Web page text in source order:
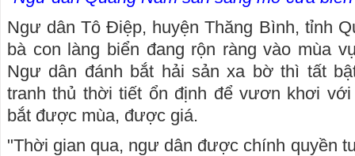
Ngư dân Tô Điệp, huyện Thăng Bình, tỉnh
bà con làng biển đang rộn ràng vào mùa
Ngư dân đánh bắt hải sản xa bờ thì tất
tranh thủ thời tiết ổn định để vươn khơi
bắt được mùa, được giá.
"Thời gian qua, ngư dân được chính quyền